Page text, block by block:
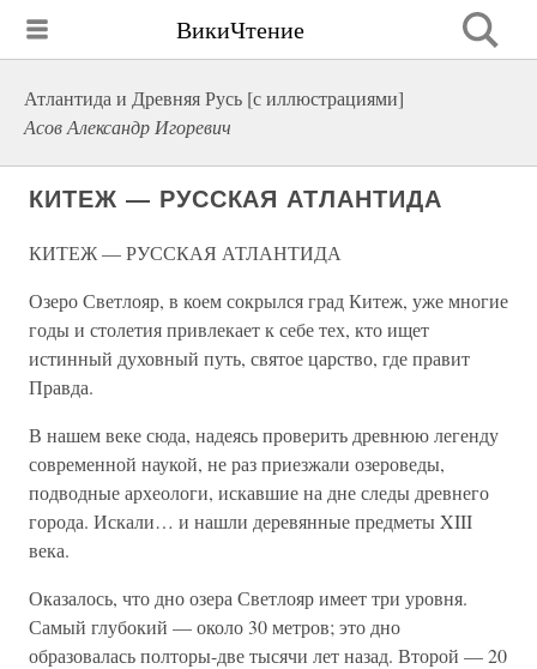
ВикиЧтение
Атлантида и Древняя Русь [с иллюстрациями]
Асов Александр Игоревич
КИТЕЖ — РУССКАЯ АТЛАНТИДА
КИТЕЖ — РУССКАЯ АТЛАНТИДА
Озеро Светлояр, в коем сокрылся град Китеж, уже многие
годы и столетия привлекает к себе тех, кто ищет
истинный духовный путь, святое царство, где правит
Правда.
В нашем веке сюда, надеясь проверить древнюю легенду
современной наукой, не раз приезжали озероведы,
подводные археологи, искавшие на дне следы древнего
города. Искали… и нашли деревянные предметы XIII
века.
Оказалось, что дно озера Светлояр имеет три уровня.
Самый глубокий — около 30 метров; это дно
образовалась полторы-две тысячи лет назад. Второй — 20